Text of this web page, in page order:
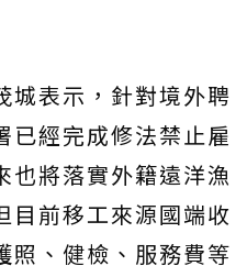
城表示，針對境外聘
已經完成修法禁止雇
也將落實外籍遠洋漁
目前移工來源國端收
照、健檢、服務費等